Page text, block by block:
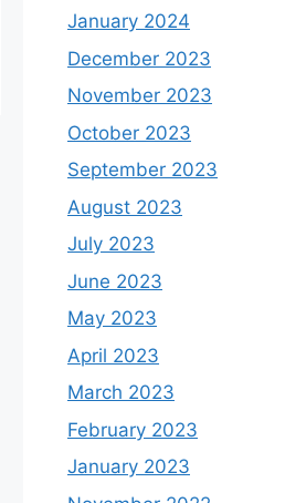
January 2024
December 2023
November 2023
October 2023
September 2023
August 2023
July 2023
June 2023
May 2023
April 2023
March 2023
February 2023
January 2023